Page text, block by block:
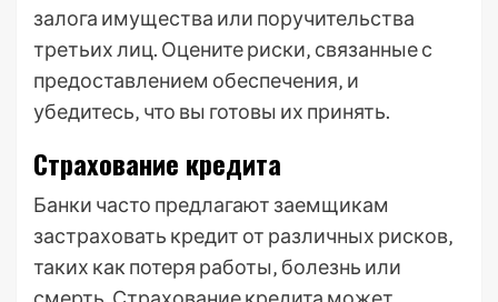
залога имущества или поручительства
третьих лиц. Оцените риски‚ связанные с
предоставлением обеспечения‚ и
убедитесь‚ что вы готовы их принять.
Страхование кредита
Банки часто предлагают заемщикам
застраховать кредит от различных рисков‚
таких как потеря работы‚ болезнь или